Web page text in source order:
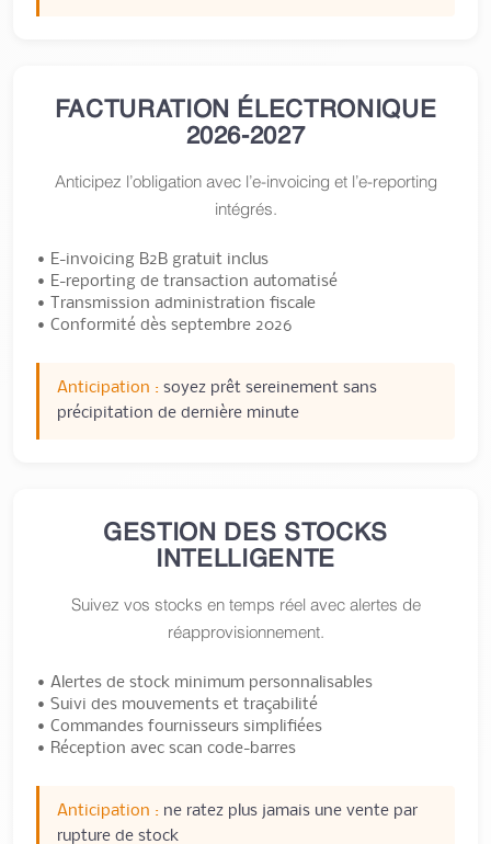
FACTURATION ÉLECTRONIQUE
2026-2027
Anticipez l’obligation avec l’e-invoicing et l’e-reporting
intégrés.
• E-invoicing B2B gratuit inclus
• E-reporting de transaction automatisé
• Transmission administration fiscale
• Conformité dès septembre 2026
Anticipation : soyez prêt sereinement sans
précipitation de dernière minute
GESTION DES STOCKS
INTELLIGENTE
Suivez vos stocks en temps réel avec alertes de
réapprovisionnement.
• Alertes de stock minimum personnalisables
• Suivi des mouvements et traçabilité
• Commandes fournisseurs simplifiées
• Réception avec scan code-barres
Anticipation : ne ratez plus jamais une vente par
rupture de stock